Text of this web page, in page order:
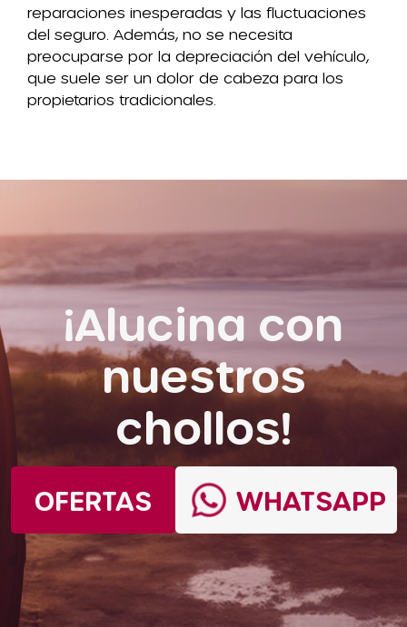
reparaciones inesperadas y las fluctuaciones
del seguro. Además, no se necesita
preocuparse por la depreciación del vehículo,
que suele ser un dolor de cabeza para los
propietarios tradicionales.
¡Alucina con
nuestros
chollos!
OFERTAS WHATSAPP